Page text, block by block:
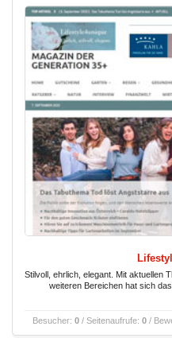
Stilvoll, ehrlich, elegant. Mit aktuellen
weiteren Bereichen hat sich
Besucher: 0/ Seitenaufrufe: 0/